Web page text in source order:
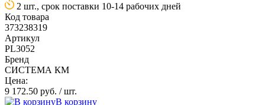
2 шт., срок поставки 10-14 рабочих дней
Код товара
373238319
Артикул
PL3052
Бренд
СИСТЕМА КМ
Цена:
9 172.50 руб. / шт.
В корзину